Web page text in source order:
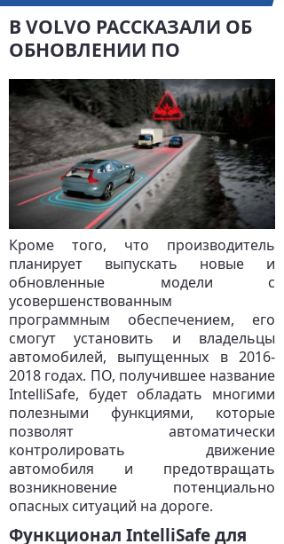
В VOLVO РАССКАЗАЛИ ОБ
ОБНОВЛЕНИИ ПО
Кроме того, что производитель
планирует выпускать новые и
обновленные модели с
усовершенствованным
программным обеспечением, его
смогут установить и владельцы
автомобилей, выпущенных в 2016-
2018 годах. ПО, получившее название
IntelliSafe, будет обладать многими
полезными функциями, которые
позволят автоматически
контролировать движение
автомобиля и предотвращать
возникновение потенциально
опасных ситуаций на дороге.
Функционал IntelliSafe для